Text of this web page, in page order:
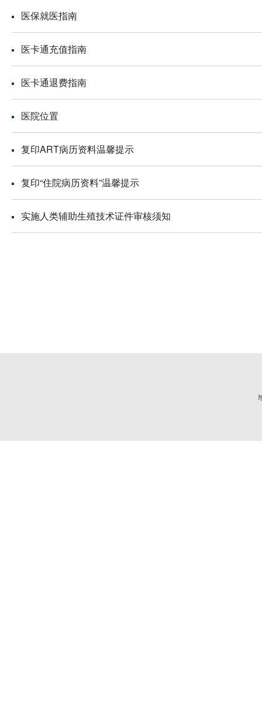
医保就医指南
医卡通充值指南
医卡通退费指南
医院位置
复印ART病历资料温馨提示
复印“住院病历资料”温馨提示
实施人类辅助生殖技术证件审核须知